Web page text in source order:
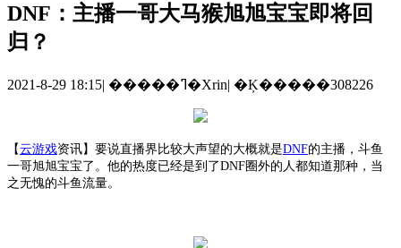
DNF：主播一哥大马猴旭旭宝宝即将回
归？
2021-8-29 18:15| �����ߣ�Xrin| �Ķ�����308226
【云游戏资讯】 要说直播界比较大声望的大概就是DNF的主播，斗鱼
一哥旭旭宝宝了。他的热度已经是到了DNF圈外的人都知道那种，当
之无愧的斗鱼流量。